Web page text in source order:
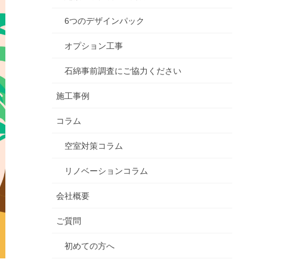
6つのデザインパック
オプション工事
石綿事前調査にご協力ください
施工事例
コラム
空室対策コラム
リノベーションコラム
会社概要
ご質問
初めての方へ